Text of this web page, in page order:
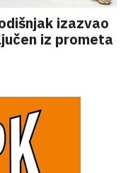
izazvao
iz prometa